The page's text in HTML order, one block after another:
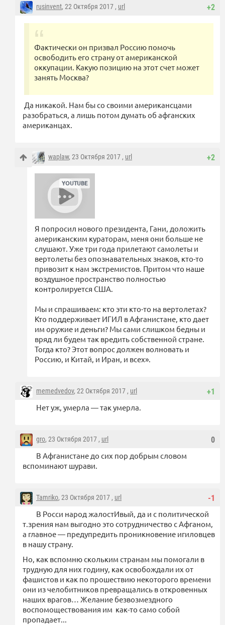
+2
rusinvent, 22 Октября 2017 , url
Фактически он призвал Россию помочь
освободить его страну от американской
оккупации. Какую позицию на этот счет может
занять Москва?
Да никакой. Нам бы со своими американсцами
разобраться, а лишь потом думать об афганских
американцах.
+2
waplaw, 23 Октября 2017 , url
Я попросил нового президента, Гани, доложить
американским кураторам, меня они больше не
слушают. Уже три года прилетают самолеты и
вертолеты без опознавательных знаков, кто-то
привозит к нам экстремистов. Притом что наше
воздушное пространство полностью
контролируется США.
Мы и спрашиваем: кто эти кто-то на вертолетах?
Кто поддерживает ИГИЛ в Афганистане, кто дает
им оружие и деньги? Мы сами слишком бедны и
вряд ли будем так вредить собственной стране.
Тогда кто? Этот вопрос должен волновать и
Россию, и Китай, и Иран, и всех».
+1
memedvedov, 22 Октября 2017 , url
Нет уж, умерла — так умерла.
0
gro, 23 Октября 2017 , url
В Афганистане до сих пор добрым словом
вспоминают шурави.
-1
Tamriko, 23 Октября 2017 , url
В Росси народ жалостИвый, да и с политической
т.зрения нам выгодно это сотрудничество с Афганом,
а главное — предупредить проникновение игиловцев
в нашу страну.
Но, как вспомню скольким странам мы помогали в
трудную для них годину, как освобождали их от
фашистов и как по прошествию некоторого времени
они из челобитников превращались в откровенных
наших врагов… Желание безвозмездного
воспомоществования им как-то само собой
пропадает...